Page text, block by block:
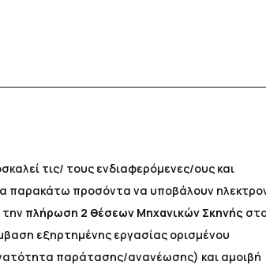
τις/ τους ενδιαφερόμενες/ους και
παρακάτω προσόντα να υποβάλουν
την πλήρωση 2 θέσεων Μηχανικών Σκηνής
εξηρτημένης εργασίας ορισμένου
παράτασης/ανανέωσης) και αμοιβή